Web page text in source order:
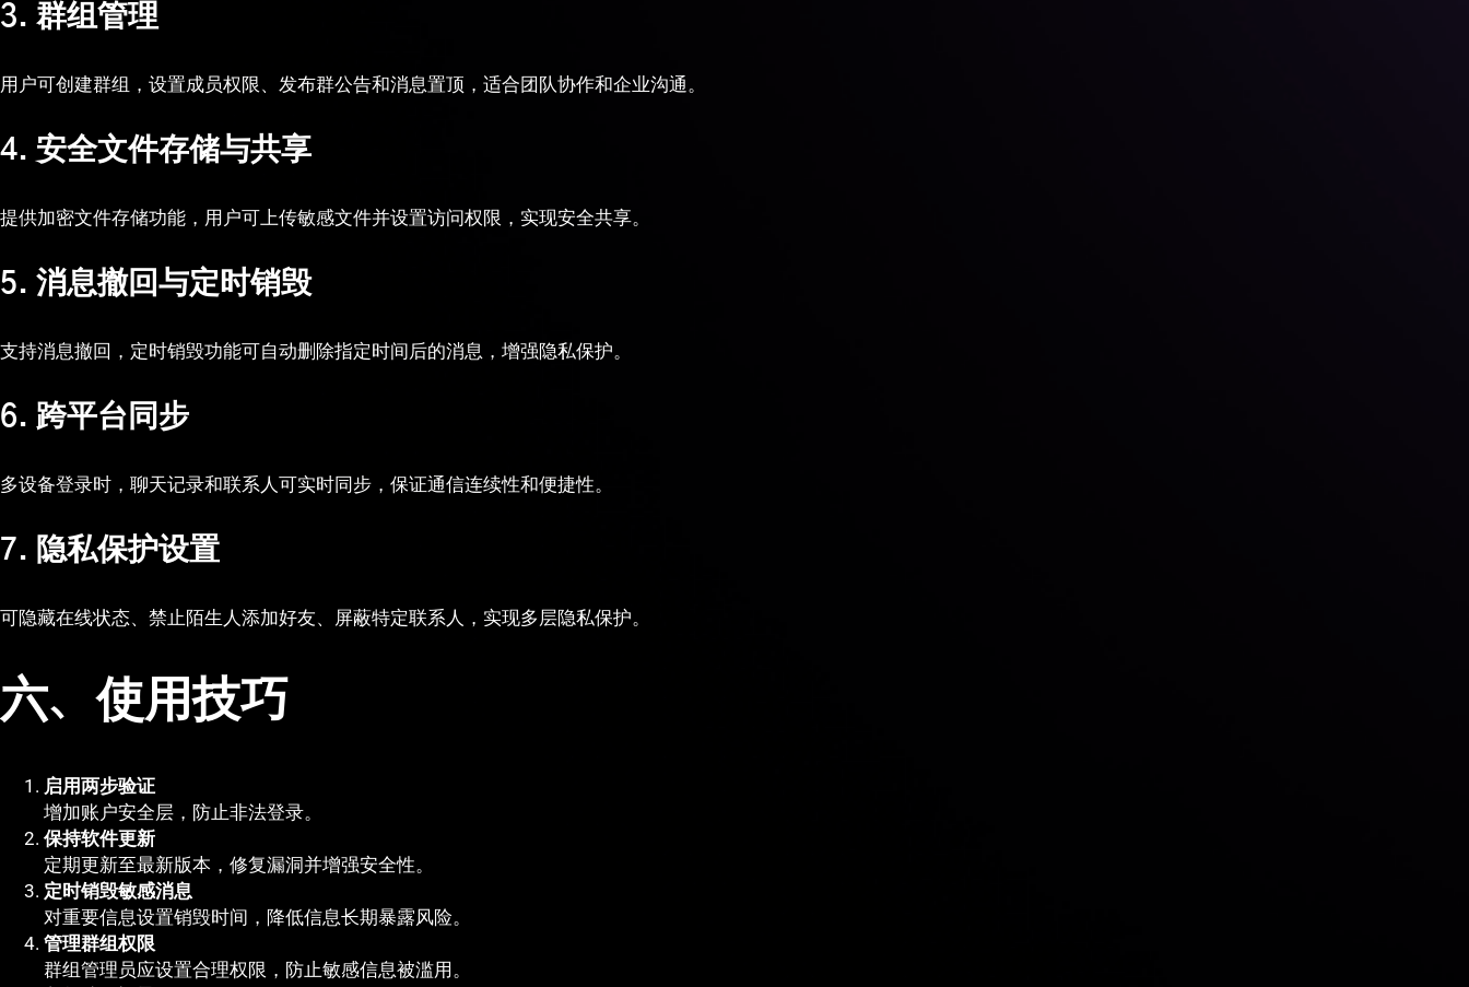
3. 群组管理
用户可创建群组，设置成员权限、发布群公告和消息置顶，适合团队协作和企业沟通。
4. 安全文件存储与共享
提供加密文件存储功能，用户可上传敏感文件并设置访问权限，实现安全共享。
5. 消息撤回与定时销毁
支持消息撤回，定时销毁功能可自动删除指定时间后的消息，增强隐私保护。
6. 跨平台同步
多设备登录时，聊天记录和联系人可实时同步，保证通信连续性和便捷性。
7. 隐私保护设置
可隐藏在线状态、禁止陌生人添加好友、屏蔽特定联系人，实现多层隐私保护。
六、使用技巧
启用两步验证
增加账户安全层，防止非法登录。
保持软件更新
定期更新至最新版本，修复漏洞并增强安全性。
定时销毁敏感消息
对重要信息设置销毁时间，降低信息长期暴露风险。
管理群组权限
群组管理员应设置合理权限，防止敏感信息被滥用。